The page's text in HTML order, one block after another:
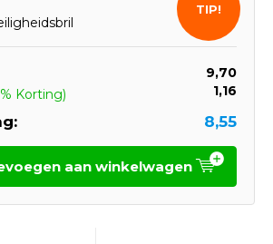
9,70
Korting) 1,16
8,55
TIP!
aan winkelwagen